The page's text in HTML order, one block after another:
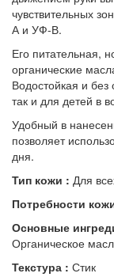
чувствительных
А и УФ-В.
Его питательная,
органические
Водостойкая и без
так и для детей в
Удобный в
позволяет
дня.
Тип кожи : Для
Потребности
Основные
Органическое
Текстура : Стик